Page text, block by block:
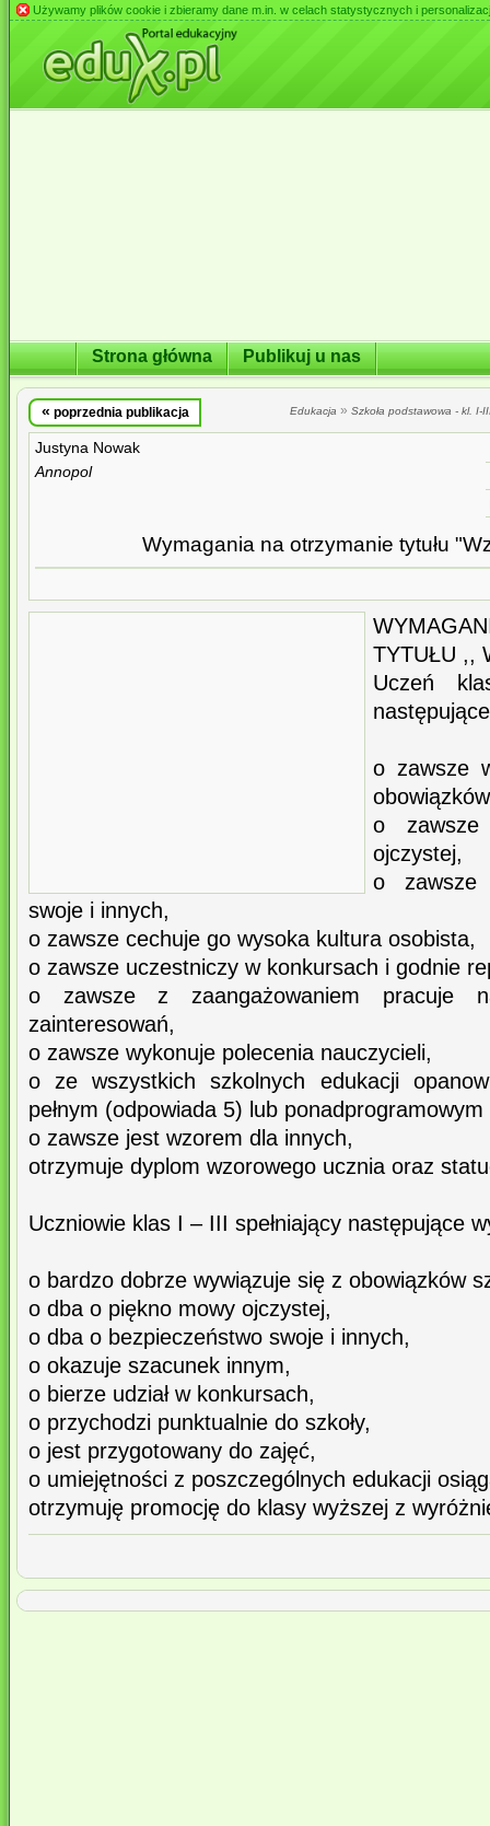
Używamy plików cookie i zbieramy dane m.in. w celach statystycznych i
Strona główna Publikuj u nas
« poprzednia publikacja Edukacja » Szkoła podstawowa - kl. I-
Justyna Nowak
Annopol
Wymagania na otrzymanie tytułu
TYTUŁU ,,
Uczeń
o zawsze
o
ojczystej,
o zawsze
swoje i innych,
o zawsze cechuje go wysoka kultura osobista,
o zawsze uczestniczy w konkursach i godnie
o zawsze z zaangażowaniem pracuje
zainteresowań,
o zawsze wykonuje polecenia nauczycieli,
o ze wszystkich szkolnych edukacji
pełnym (odpowiada 5) lub
o zawsze jest wzorem dla innych,
otrzymuje dyplom wzorowego ucznia oraz
Uczniowie klas I – III spełniający następujące
o bardzo dobrze wywiązuje się z obowiązków
o dba o piękno mowy ojczystej,
o dba o bezpieczeństwo swoje i innych,
o okazuje szacunek innym,
o bierze udział w konkursach,
o przychodzi punktualnie do szkoły,
o jest przygotowany do zajęć,
o umiejętności z poszczególnych edukacji
otrzymuję promocję do klasy wyższej z